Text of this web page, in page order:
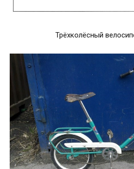
Трёхколёсный